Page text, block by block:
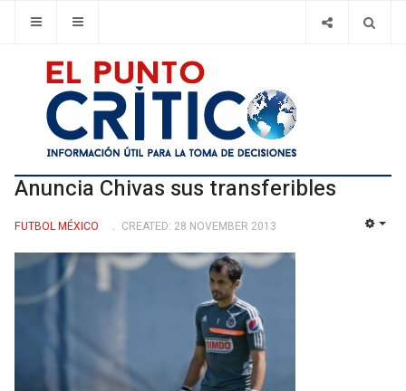
Anuncia Chivas sus transferibles
FUTBOL MÉXICO CREATED: 28 NOVEMBER 2013